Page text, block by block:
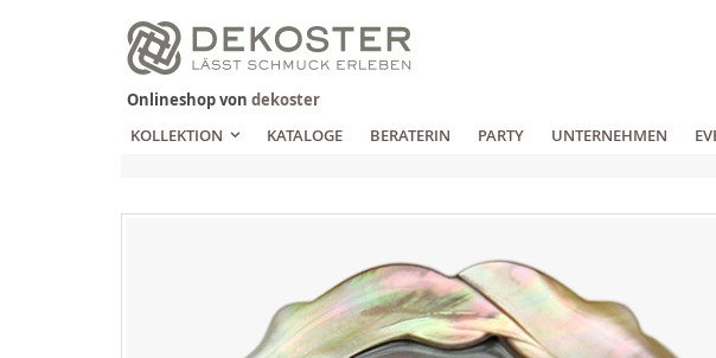
Zum
Inhalt
springen
Onlineshop von dekoster
KOLLEKTION
KATALOGE BERATERIN PARTY UNTERNEHMEN